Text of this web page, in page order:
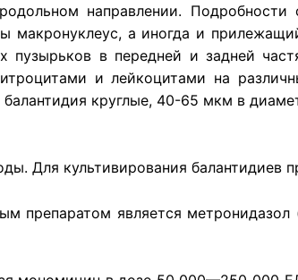
направлении. Подробности
макронуклеус, а иногда и
пузырьков в передней и задней
и лейкоцитами на
круглые, 40-65 мкм в
Для культивирования балантидиев
препаратом является